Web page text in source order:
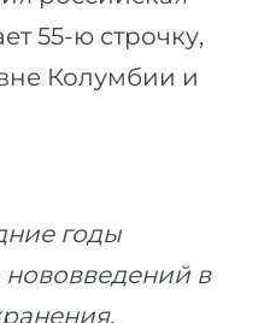
55-ю строчку,
Колумбии и
годы
нововведений в